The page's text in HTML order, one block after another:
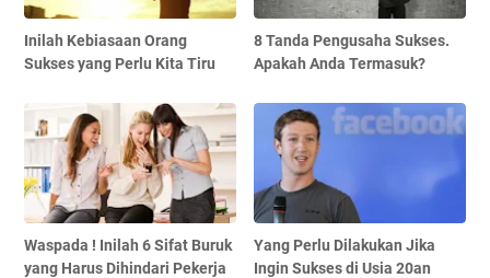
Inilah Kebiasaan Orang
Sukses yang Perlu Kita Tiru
8 Tanda Pengusaha Sukses.
Apakah Anda Termasuk?
Waspada ! Inilah 6 Sifat Buruk
yang Harus Dihindari Pekerja
Yang Perlu Dilakukan Jika
Ingin Sukses di Usia 20an